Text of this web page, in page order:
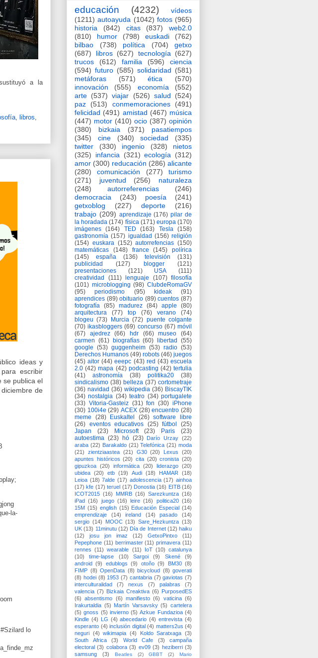
a la
libros
ideas y
escribir
se publica el
de
la-
lo
educación (4232)
vídeos
(1211) autoayuda (1042) fotos (965)
historia
(842) citas (837)
web2.0
(810)
humor (798) euskadi
(762)
bilbao
(738) política (704)
getxo
(687)
libros (627) tecnología
(627)
trucos
(612) familia (596)
ciencia
(594) futuro (585) solidaridad (581)
metáforas
(571) ética
(570)
innovación
(555) economía
(552)
arte (537) viajar (526) salud
(524)
paz
(513) conmemoraciones
(491)
felicidad (491) amistad (467) música
(447) motor (410) ocio (387) opinión
(380)
bizkaia (371)
pasatiempos
(345)
cine (340) sociedad
(335)
twitter
(330) ingenio (328)
nietos
(325)
infancia (321) ecología
(312)
amor (300) reducación (286) alicante
(280)
comunicación (277)
turismo
(271)
juventud (256)
naturaleza
(248)
autorreferencias
(246)
democracia
(243) poesía
(241)
getxoblog
(227) deporte
(216)
trabajo (209) aprendizaje (176) pilar de
la horadada (174) física (171) europa (170)
imágenes
(164) TED (163) Tesla
(158)
gastronomía (157) igualdad (156) religión
(154) euskara (152) autorrefencias (150)
matemáticas
(148) france (145)
polírica
(145)
españa (136) televisión
(131)
publicidad
(127) blogger
(121)
presentaciones
(121) USA
(111)
creatividad
(111) lenguaje (107) filosofía
(101) microblogging (98) ClubdeRomaGV
(95)
periodismo (95) kideak
(91)
aprendices (89) obituario (89) cuentos (87)
fotografía (85) madurez (84) apple
(80)
arquitectura
(77) top (76) verano
(74)
blogeu (73) Murcia (72) puente colgante
(70) ikasbloggers (69) concurso (67) móvil
(67)
ajedrez (66) hdr (66) museo
(64)
carmen (61) biografías (60) libertad
(55)
google (53) guggenheim (53) radio (53)
Derechos Humanos (49) robots (46) juegos
(45) aitor (44) eeepc (43) red (43) escuela
2.0 (42) mapa (42) podcasting (42) tertulia
(41)
astronomía (38) politika20
(38)
sindicalismo (38) belleza (37) cortometraje
(36) navidad (36) wikipedia (36) BiscayTIK
(34) nostalgia (34) teatro (34) portugalete
(33) Vitoria-Gasteiz (31) fon (30) iPhone
(30) 100i4e (29) ACEX (28) encuentro (28)
meme
(28) Euskaltel (26) software libre
(26) eventos educativos (25) fútbol
(25)
Japan
(23) Microsoft (23) Paris
(23)
autoestima (23) hó (23) Darío Urzay (22)
araba (22) Barakaldo (21) Telefónica (21) moda
(21)
zientziaastea (21) G30 (20) Lexus
(20)
apuntes históricos (20) cita (20) cronista (20)
gipuzkoa (20) informática (20) liderazgo (20)
ubidea (20) etb (19) Audi (18) HAMAR
(18)
Leioa (18) 7alde (17) adolescencia (17) ainhoa
(17) kfe (17) teruel (17) Donostia (16) EITB (16)
ICOT2015 (16) MMRB (16) Sarezkuntza (16)
iPad (16) juego (16) leire (16) politica20 (16)
15M (15) english (15) Educación Especial (14)
emprendizaje
(14) ireland (14) pasado
(14)
sergio (14) MOOC (13) Sare_Hezkuntza (13)
UK (13) 11minutu (12) Día de Internet (12) haiku
(12)
josu jon imaz (12) GetxoPintxo
(11)
Pepephone (11) berrimaster (11) primavera (11)
rennes (11) wearable (11) IoT (10) catalunya
(10)
time-lapse (10) Sargoi (9) Skené
(9)
android (9) edublogs (9) otoño (9) BM30 (8)
FIMP (8) OpenData (8) bicycloud (8) goverati
(8) hodei (8) 1953 (7) cantabria (7) gaviotas (7)
interculturalidad
(7) nexus (7) palabras
(7)
valencia (7) Bizkaia Creaktiva (6) PurposedES
(6)
absentismo (6) manifiesto (6) vaticina (6)
Irakurtaldia (5) Martín Varsavsky (5) cartelera
(5) gnoss (5) invierno (5) Azkue Fundazioa (4)
Kindle (4) LG (4) abecedario (4) entrevista (4)
esperanto (4) inclusión digital (4) matters2us (4)
neguri (4) wikimapia (4) Koldo Saratxaga (3)
South Africa
(3) World Cafe (3)
campaña
electoral (3) colabora (3) ev09 (3) heziberri (3)
samsung
(3) Beatles (2) GBBT (2)
Mario